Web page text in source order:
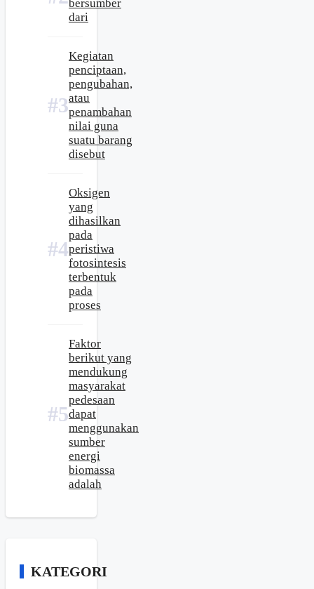
bersumber
dari
Kegiatan
penciptaan,
pengubahan,
atau
penambahan
nilai guna
suatu barang
disebut
Oksigen
yang
dihasilkan
pada
peristiwa
fotosintesis
terbentuk
pada
proses
Faktor
berikut yang
mendukung
masyarakat
pedesaan
dapat
menggunakan
sumber
energi
biomassa
adalah
KATEGORI